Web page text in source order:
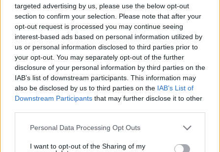
targeted advertising by us, please use the below opt-out
section to confirm your selection. Please note that after your
opt-out request is processed you may continue seeing
interest-based ads based on personal information utilized by
us or personal information disclosed to third parties prior to
your opt-out. You may separately opt-out of the further
disclosure of your personal information by third parties on the
IAB’s list of downstream participants. This information may
also be disclosed by us to third parties on the IAB’s List of
Downstream Participants that may further disclose it to other
Please note that this website/app uses one or more Google
not limited to your visit or usage behaviour. You may click to
Personal Data Processing Opt Outs
I want to opt-out of the Sharing of my